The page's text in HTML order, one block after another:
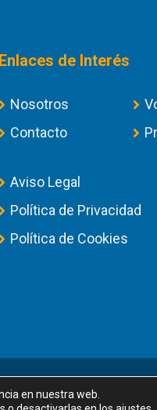
Enlaces de Interés
Nosotros
Contacto
Aviso Legal
Política de Privacidad
Política de Cookies
de Las Palmas
en nuestra web.